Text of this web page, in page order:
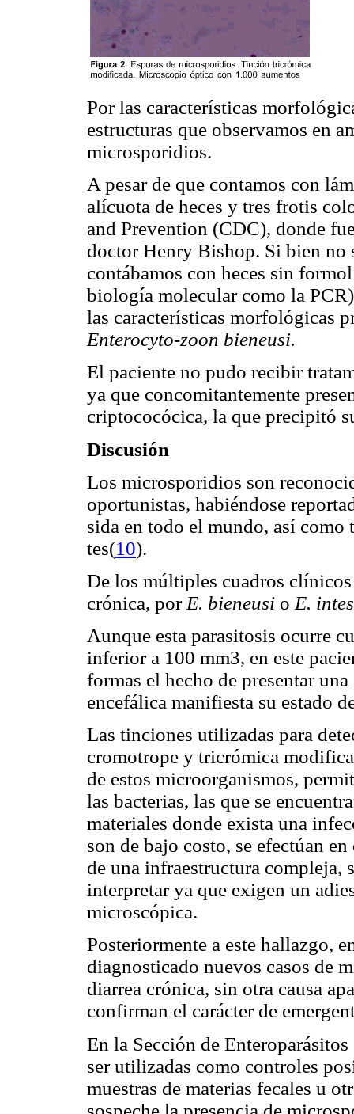
Por las características
estructuras que observamos en
microsporidios.
A pesar de que contamos con
alícuota de heces y tres frotis
and Prevention (CDC), donde
doctor Henry Bishop. Si bien no
contábamos con heces sin
biología molecular como la
las características morfológicas
Enterocyto-zoon bieneusi.
El paciente no pudo recibir
ya que concomitantemente
criptococócica, la que precipitó
Discusión
Los microsporidios son
oportunistas, habiéndose
sida en todo el mundo, así
tes(10).
De los múltiples cuadros clínicos
crónica, por E. bieneusi o E.
Aunque esta parasitosis ocurre
inferior a 100 mm3, en este
formas el hecho de presentar
encefálica manifiesta su estado
Las tinciones utilizadas para
cromotrope y tricrómica
de estos microorganismos,
las bacterias, las que se
materiales donde exista una
son de bajo costo, se efectúan
de una infraestructura compleja,
interpretar ya que exigen un
microscópica.
Posteriormente a este hallazgo,
diagnosticado nuevos casos de
diarrea crónica, sin otra causa
confirman el carácter de
En la Sección de
ser utilizadas como controles
muestras de materias fecales u